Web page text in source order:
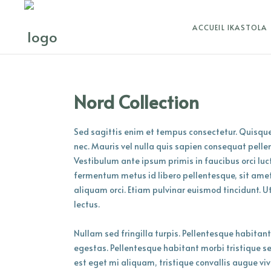
ACCUEIL IKASTOLA
Nord Collection
Sed sagittis enim et tempus consectetur.
nec. Mauris vel nulla quis sapien consequat
Vestibulum ante ipsum primis in faucibus orci
fermentum metus id libero pellentesque, sit
aliquam orci. Etiam pulvinar euismod tincidunt.
lectus.
Nullam sed fringilla turpis. Pellentesque
egestas. Pellentesque habitant morbi tristique
est eget mi aliquam, tristique convallis augue